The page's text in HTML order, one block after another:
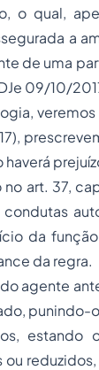
o qual,
a
de uma
09/10/
veremos
art. 37,
da
da regra.
agente
punindo-
estando